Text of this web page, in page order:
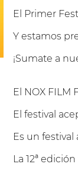
El Primer
Y estamos
¡Sumate a
El NOX
El festival
Es un
La 12ª